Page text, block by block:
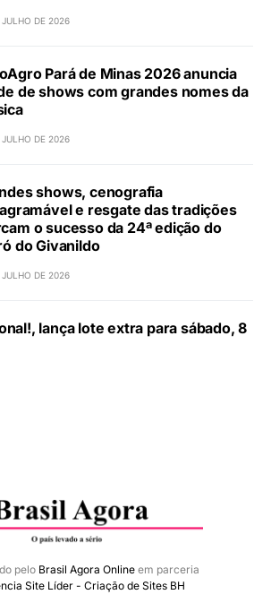
JULHO DE 2026
Pará de Minas 2026 anuncia
de shows com grandes nomes da
JULHO DE 2026
shows, cenografia
e resgate das tradições
o sucesso da 24ª edição do
do Givanildo
JULHO DE 2026
lança lote extra para sábado, 8
pelo Brasil Agora Onlineem parceria
Site Líder - Criação de Sites BH